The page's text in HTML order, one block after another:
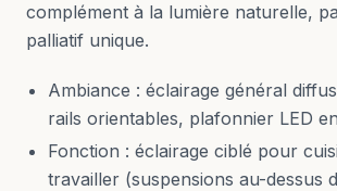
complément à la lumière naturelle,
palliatif unique.
Ambiance : éclairage général
rails orientables, plafonnier LED
Fonction : éclairage ciblé pour
travailler (suspensions au-dessus